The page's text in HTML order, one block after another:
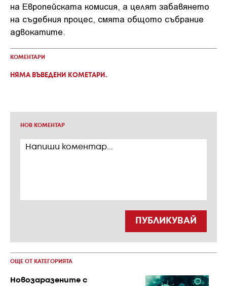
на Европейската комисия, а целят забавянето
на съдебния процес, смята общото събрание
адвокатите.
КОМЕНТАРИ
НЯМА ВЪВЕДЕНИ КОМЕТАРИ.
НОВ КОМЕНТАР
ПУБЛИКУВАЙ
ОЩЕ ОТ КАТЕГОРИЯТА
Новозаразените с